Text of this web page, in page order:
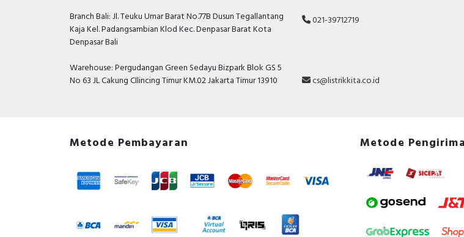
Branch Bali: Jl. Teuku Umar Barat No.77B Dusun Tegallantang
Kaja Kel. Padangsambian Klod Kec. Denpasar Barat Kota
Denpasar Bali
Warehouse: Pergudangan Green Sedayu Bizpark Blok GS 5
No 63 JL Cakung CIlincing Timur KM.02 Jakarta Timur 13910
021-39712719
cs@listrikkita.co.id
Metode Pembayaran Metode